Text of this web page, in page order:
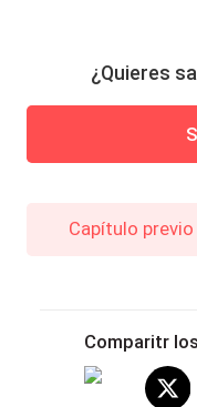
¿Quieres
Capítulo previo
Comparitr